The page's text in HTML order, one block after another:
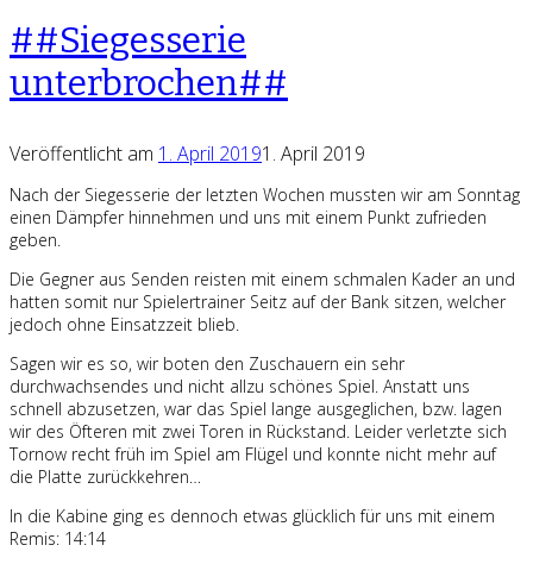
##Siegesserie
unterbrochen##
Veröffentlicht am 1. April 20191. April 2019
Nach der Siegesserie der letzten Wochen mussten wir am Sonntag
einen Dämpfer hinnehmen und uns mit einem Punkt zufrieden
geben.
Die Gegner aus Senden reisten mit einem schmalen Kader an und
hatten somit nur Spielertrainer Seitz auf der Bank sitzen, welcher
jedoch ohne Einsatzzeit blieb.
Sagen wir es so, wir boten den Zuschauern ein sehr
durchwachsendes und nicht allzu schönes Spiel. Anstatt uns
schnell abzusetzen, war das Spiel lange ausgeglichen, bzw. lagen
wir des Öfteren mit zwei Toren in Rückstand. Leider verletzte sich
Tornow recht früh im Spiel am Flügel und konnte nicht mehr auf
die Platte zurückkehren…
In die Kabine ging es dennoch etwas glücklich für uns mit einem
Remis: 14:14